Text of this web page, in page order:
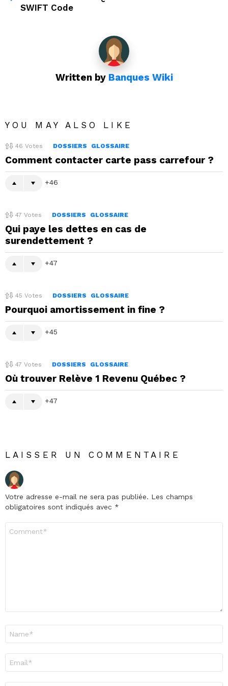
SWIFT Code
Written by Banques Wiki
YOU MAY ALSO LIKE
46 Votes DOSSIERS GLOSSAIRE
Comment contacter carte pass carrefour ?
46
47 Votes DOSSIERS GLOSSAIRE
Qui paye les dettes en cas de
surendettement ?
47
45 Votes DOSSIERS GLOSSAIRE
Pourquoi amortissement in fine ?
45
47 Votes DOSSIERS GLOSSAIRE
Où trouver Relève 1 Revenu Québec ?
47
LAISSER UN COMMENTAIRE
Votre adresse e-mail ne sera pas publiée. Les champs
obligatoires sont indiqués avec *
mail
*